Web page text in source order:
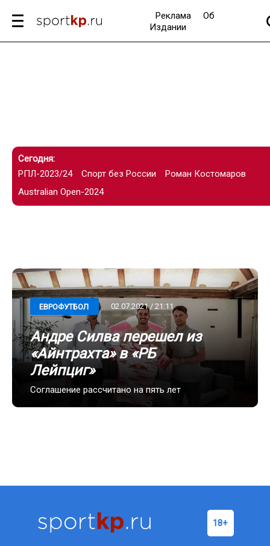
Реклама
Об
Издании
Сегодня:
РПЛ-2023/24
Спорт без России
Роман Костомаров
Australian Open-2024
ЕВРОФУТБОЛ 02.07.2021 / 21:11
Андре Силва перешел из
«Айнтрахта» в «РБ
Лейпциг»
Соглашение рассчитано на пять лет